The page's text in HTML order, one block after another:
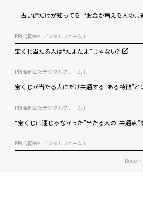
「占い師だけが知ってる〝お金が増える人の共
PR(合同会社デジタルファーム )
宝くじ当たる人は“たまたま”じゃない?!
PR(合同会社デジタルファーム )
宝くじが当たる人にだけ共通する“ある特徴”と
PR(合同会社デジタルファーム )
“宝くじは運じゃなかった”当たる人の“共通点”
PR(合同会社デジタルファーム )